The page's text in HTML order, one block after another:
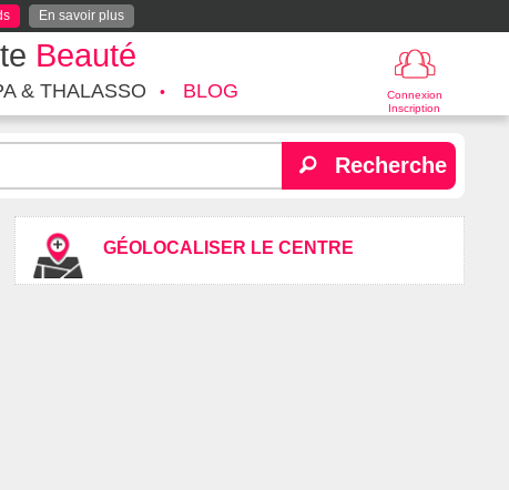
En savoir plus
Beauté
Connexion
Inscription
& THALASSO BLOG
Recherche
GÉOLOCALISER LE CENTRE